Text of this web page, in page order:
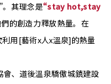
。其理念是“stay hot,stay
的創造力釋放熱量。在
用[藝術x人x溫泉]的熱量
、道後溫泉驕傲城鎮建設